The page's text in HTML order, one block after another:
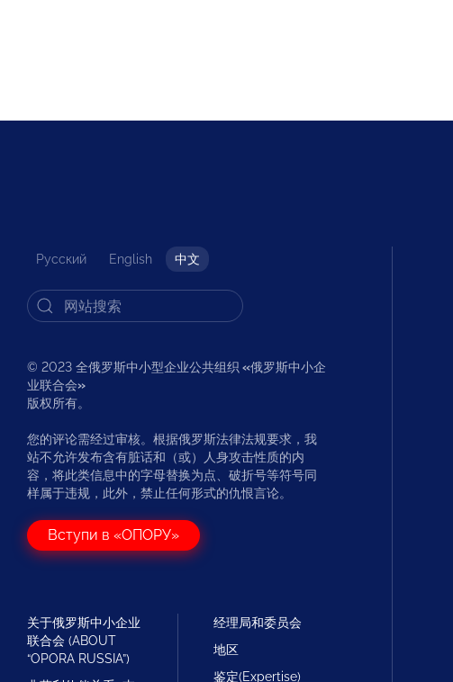
Русский English 中文
© 2023 全俄罗斯中小型企业公共组织 «俄罗斯中小企
业联合会»
版权所有。
您的评论需经过审核。根据俄罗斯法律法规要求，我
站不允许发布含有脏话和（或）人身攻击性质的内
容，将此类信息中的字母替换为点、破折号等符号同
样属于违规，此外，禁止任何形式的仇恨言论。
Вступи в «ОПОРУ»
关于俄罗斯中小企业
联合会 (ABOUT
“OPORA RUSSIA”)
经理局和委员会
地区
鉴定(Expertise)